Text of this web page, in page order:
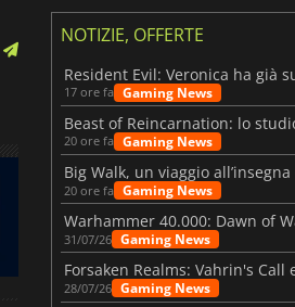
NOTIZIE, OFFERTE
17 ore fa Gaming News
20 ore fa Gaming News
Big Walk, un viaggio all’insegna
20 ore fa Gaming News
31/07/26 Gaming News
28/07/26 Gaming News